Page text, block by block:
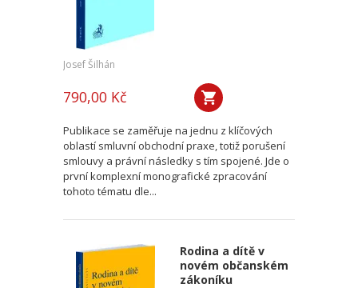
Josef Šilhán
790,00 Kč
Publikace se zaměřuje na jednu z klíčových
oblastí smluvní obchodní praxe, totiž porušení
smlouvy a právní následky s tím spojené. Jde o
první komplexní monografické zpracování
tohoto tématu dle...
Rodina a dítě v
novém občanském
zákoníku